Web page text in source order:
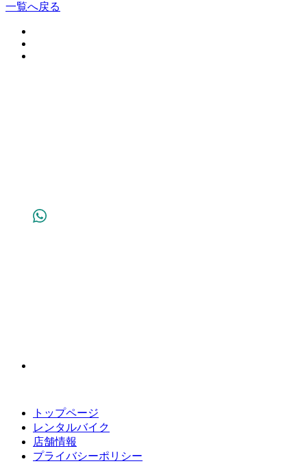
一覧へ戻る
トップページ
レンタルバイク
店舗情報
プライバシーポリシー